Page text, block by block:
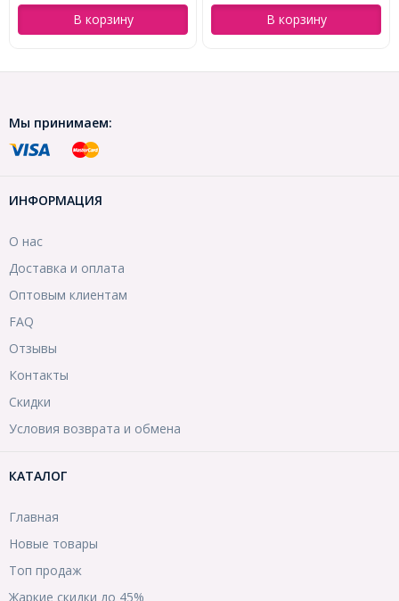
В корзину В корзину
Мы принимаем:
ИНФОРМАЦИЯ
О нас
Доставка и оплата
Оптовым клиентам
FAQ
Отзывы
Контакты
Скидки
Условия возврата и обмена
КАТАЛОГ
Главная
Новые товары
Топ продаж
Жаркие скидки до 45%